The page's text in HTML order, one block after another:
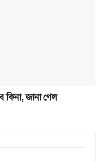
কিনা, জানা গেল